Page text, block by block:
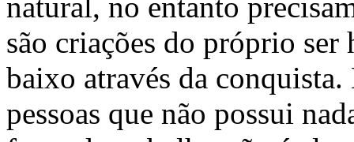
natural, no entanto
são criações do próprio ser
baixo através da conquista.
pessoas que não possui